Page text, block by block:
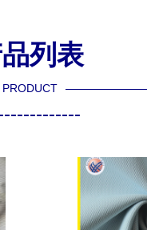
列表
PRODUCT